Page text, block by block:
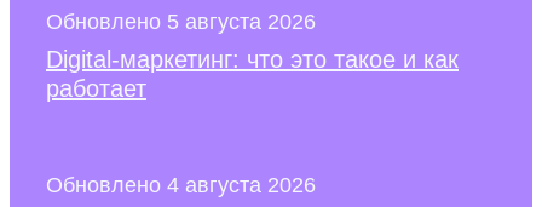
Обновлено 5 августа 2026
Digital-маркетинг: что это такое и как
работает
Обновлено 4 августа 2026